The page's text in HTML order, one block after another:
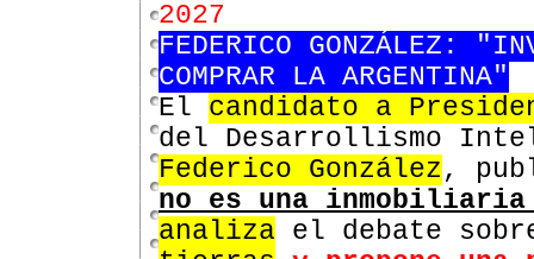
2027
FEDERICO GONZÁLEZ:
COMPRAR LA ARGENTINA"
El candidato a
del Desarrollismo
Federico González,
no es una
analiza el debate